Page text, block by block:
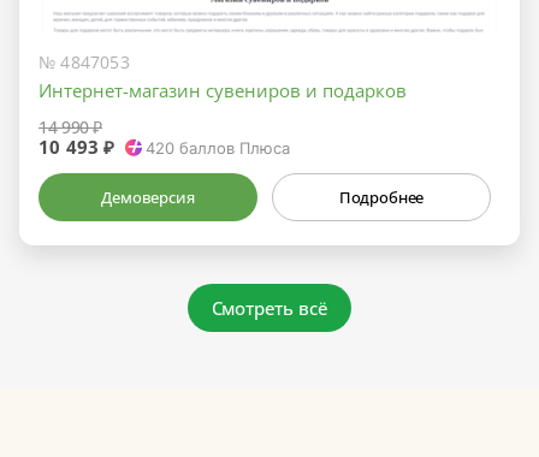
№ 4847053
Интернет-магазин сувениров и подарков
14 990 ₽
10 493 ₽ 420баллов Плюса
Демоверсия Подробнее
Смотреть всё